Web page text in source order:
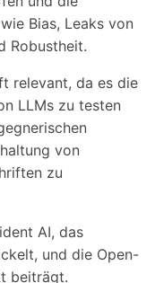
Bias, Leaks von
Robustheit.
relevant, da es die
LLMs zu testen
von
zu
AI, das
und die Open-
beiträgt.